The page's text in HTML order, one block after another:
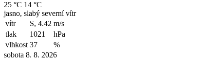
25 °C 14 °C
jasno, slabý severní vítr
vítr
S, 4.42 m/s
tlak
1021
hPa
vlhkost 37
%
sobota 8. 8. 2026